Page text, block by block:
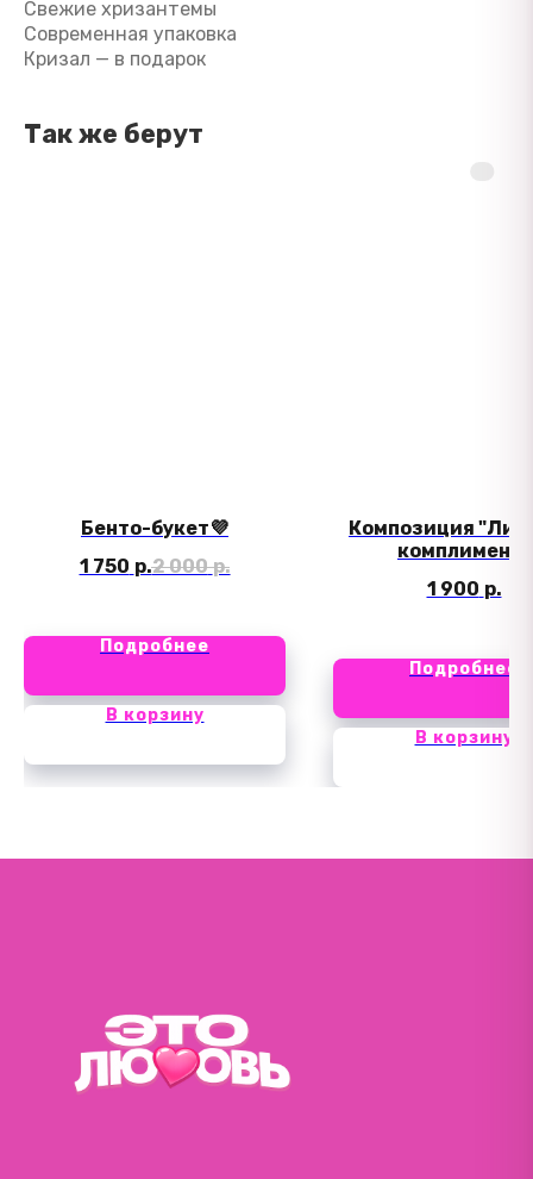
Свежие хризантемы
Современная упаковка
Кризал — в подарок
Так же берут
Бенто-букет💜
1 750 р.2 000 р.
Подробнее
В корзину
Композиция
комплимент"
1 900 р.
Подробнее
В корзину